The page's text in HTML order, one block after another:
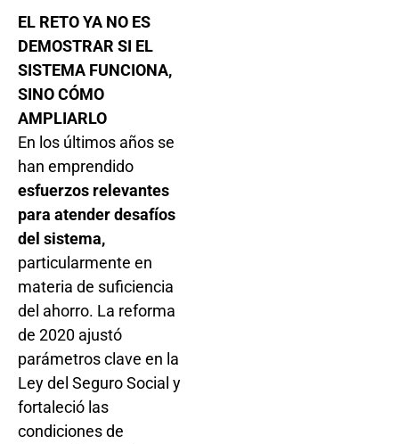
EL RETO YA NO ES
DEMOSTRAR SI EL
SISTEMA FUNCIONA,
SINO CÓMO
AMPLIARLO
En los últimos años se
han emprendido
esfuerzos relevantes
para atender desafíos
del sistema,
particularmente en
materia de suficiencia
del ahorro. La reforma
de 2020 ajustó
parámetros clave en la
Ley del Seguro Social y
fortaleció las
condiciones de